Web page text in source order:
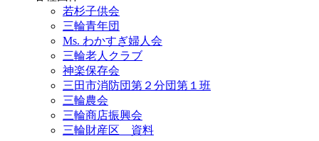
若杉子供会
三輪青年団
Ms. わかすぎ婦人会
三輪老人クラブ
神楽保存会
三田市消防団第２分団第１班
三輪農会
三輪商店振興会
三輪財産区 資料